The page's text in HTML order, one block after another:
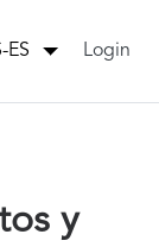
ES Login
y